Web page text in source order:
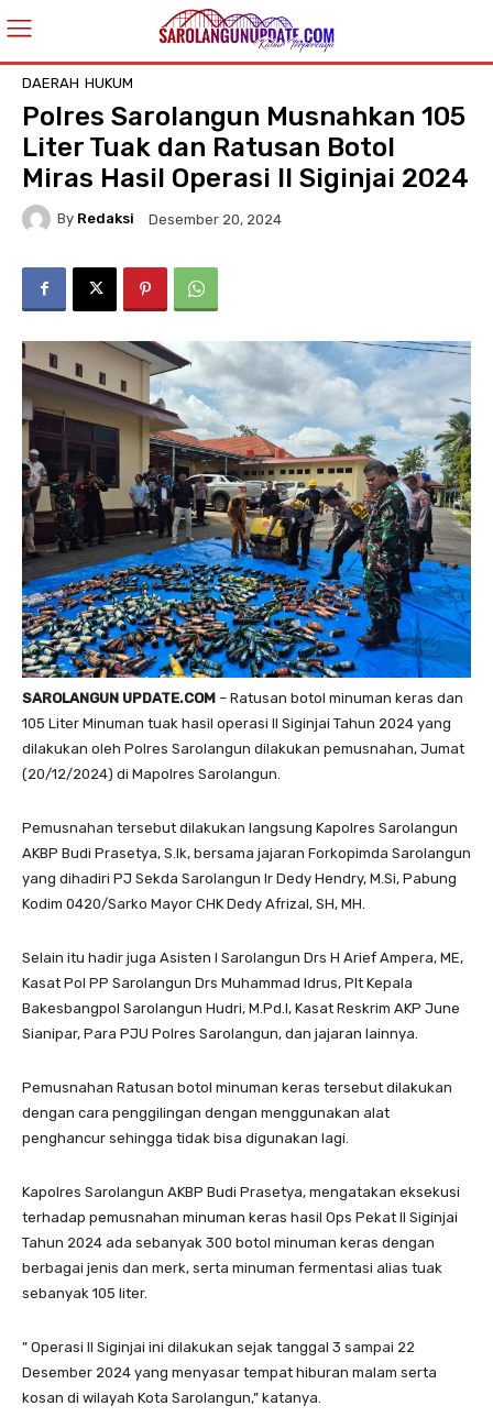
DAERAH HUKUM
Polres Sarolangun Musnahkan 105
Liter Tuak dan Ratusan Botol
Miras Hasil Operasi II Siginjai 2024
By Redaksi Desember 20, 2024
SAROLANGUN UPDATE.COM – Ratusan botol minuman keras dan
105 Liter Minuman tuak hasil operasi II Siginjai Tahun 2024 yang
dilakukan oleh Polres Sarolangun dilakukan pemusnahan, Jumat
(20/12/2024) di Mapolres Sarolangun.
Pemusnahan tersebut dilakukan langsung Kapolres Sarolangun
AKBP Budi Prasetya, S.Ik, bersama jajaran Forkopimda Sarolangun
yang dihadiri PJ Sekda Sarolangun Ir Dedy Hendry, M.Si, Pabung
Kodim 0420/Sarko Mayor CHK Dedy Afrizal, SH, MH.
Selain itu hadir juga Asisten I Sarolangun Drs H Arief Ampera, ME,
Kasat Pol PP Sarolangun Drs Muhammad Idrus, Plt Kepala
Bakesbangpol Sarolangun Hudri, M.Pd.I, Kasat Reskrim AKP June
Sianipar, Para PJU Polres Sarolangun, dan jajaran lainnya.
Pemusnahan Ratusan botol minuman keras tersebut dilakukan
dengan cara penggilingan dengan menggunakan alat
penghancur sehingga tidak bisa digunakan lagi.
Kapolres Sarolangun AKBP Budi Prasetya, mengatakan eksekusi
terhadap pemusnahan minuman keras hasil Ops Pekat II Siginjai
Tahun 2024 ada sebanyak 300 botol minuman keras dengan
berbagai jenis dan merk, serta minuman fermentasi alias tuak
sebanyak 105 liter.
” Operasi II Siginjai ini dilakukan sejak tanggal 3 sampai 22
Desember 2024 yang menyasar tempat hiburan malam serta
kosan di wilayah Kota Sarolangun,” katanya.